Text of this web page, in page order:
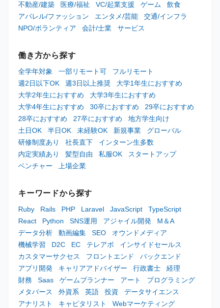
不動産/建築 医療/福祉 VC/起業支援 ゲーム
飲食
アパレル/ファッション
エンタメ/芸能
交通/インフラ
NPO/ボランティア
会計/士業 サービス
働き方から探す
全学年対象 一部リモート可
フルリモート
週2日以下OK
週3日以上推奨
大学1年生におすすめ
大学2年生におすすめ
大学3年生におすすめ
大学4年生におすすめ
30卒におすすめ
29卒におすすめ
28卒におすすめ
27卒におすすめ
地方学生向け
土日OK
半日OK 未経験OK 新規事業
グローバル
研修制度あり
社長直下
インターン生多数
内定実績あり
髪型自由 私服OK
スタートアップ
ベンチャー
上場企業
キーワードから探す
Ruby Rails PHP Laravel JavaScript
TypeScript
React
Python SNS運用 アジャイル開発
M＆A
データ分析
動画編集 SEO
オウンドメディア
機械学習
D2C EC テレアポ
インサイドセールス
カスタマーサクセス
フロントエンド
バックエンド
アプリ開発
キャリアアドバイザー 行政書士
経理
財務
Saas ゲームプランナー アート
プログラミング
メタバース
外資系 英語 投資
データサイエンス
アナリスト
キャピタリスト
Webマーケティング